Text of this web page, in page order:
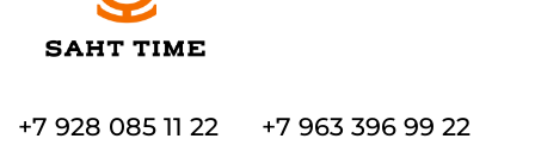
+7 928 085 11 22 +7 963 396 99 22